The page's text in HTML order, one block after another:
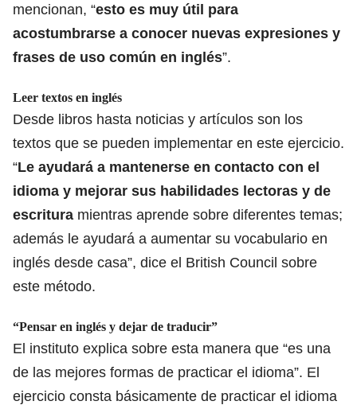
mencionan, “esto es muy útil para
acostumbrarse a conocer nuevas expresiones y
frases de uso común en inglés”.
Leer textos en inglés
Desde libros hasta noticias y artículos son los
textos que se pueden implementar en este ejercicio.
“Le ayudará a mantenerse en contacto con el
idioma y mejorar sus habilidades lectoras y de
escritura mientras aprende sobre diferentes temas;
además le ayudará a aumentar su vocabulario en
inglés desde casa”, dice el British Council sobre
este método.
“Pensar en inglés y dejar de traducir”
El instituto explica sobre esta manera que “es una
de las mejores formas de practicar el idioma”. El
ejercicio consta básicamente de practicar el idioma